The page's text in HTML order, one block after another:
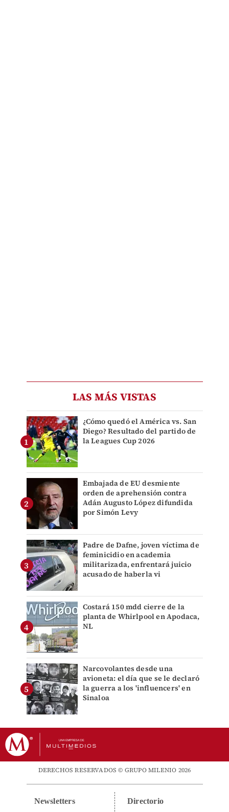
LAS MÁS VISTAS
¿Cómo quedó el América vs. San
Diego? Resultado del partido de
la Leagues Cup 2026
Embajada de EU desmiente
orden de aprehensión contra
Adán Augusto López difundida
por Simón Levy
Padre de Dafne, joven víctima de
feminicidio en academia
militarizada, enfrentará juicio
acusado de haberla vi
Costará 150 mdd cierre de la
planta de Whirlpool en Apodaca,
NL
Narcovolantes desde una
avioneta: el día que se le declaró
la guerra a los 'influencers' en
Sinaloa
DERECHOS RESERVADOS © GRUPO MILENIO 2026
Newsletters Directorio